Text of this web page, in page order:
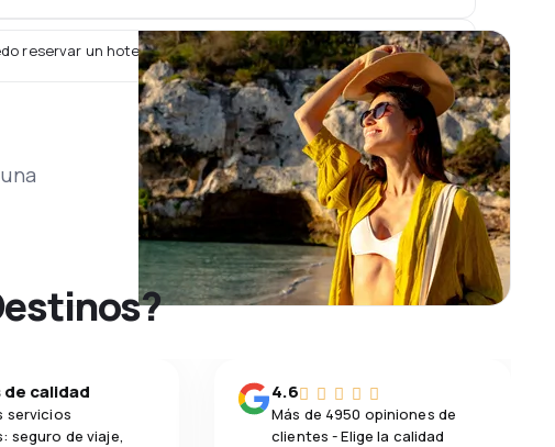
reservar un hotel junto con un vuelo de AeroSur?
calidad
servicios
seguro de viaje,
4.6
Más de 4950 opiniones de
clientes - Elige la calidad